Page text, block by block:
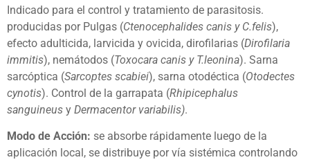
Indicado para el control y tratamiento de parasitosis.
producidas por Pulgas (Ctenocephalides canis y C.felis),
efecto adulticida, larvicida y ovicida, dirofilarias (Dirofilaria
immitis), nemátodos (Toxocara canis y T.leonina). Sarna
sarcóptica (Sarcoptes scabiei), sarna otodéctica (Otodectes
cynotis). Control de la garrapata (Rhipicephalus
sanguineus y Dermacentor variabilis).
Modo de Acción: se absorbe rápidamente luego de la
aplicación local, se distribuye por vía sistémica controlando